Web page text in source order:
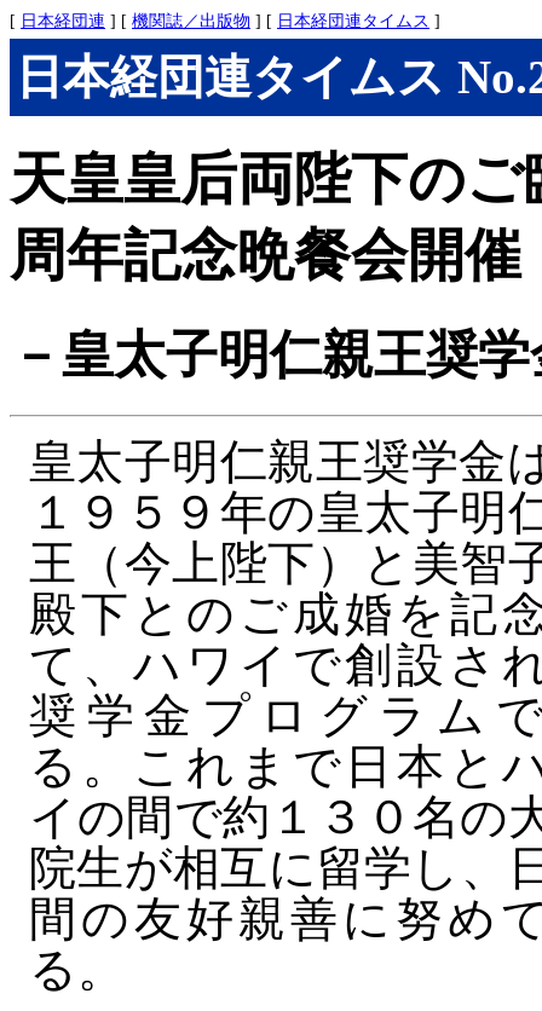
[ 日本経団連 ] [ 機関誌／出版物 ] [ 日本経団連タイムス ]
日本経団連タイムス
天皇皇后両陛下の
周年記念晩餐会開催
－皇太子明仁親王奨
皇太子明仁親王奨学金
１９５９年の皇太子明
王（今上陛下）と美智
殿下とのご成婚を記
て、ハワイで創設さ
奨学金プログラム
る。これまで日本と
イの間で約１３０名の
院生が相互に留学し、
間の友好親善に努め
る。